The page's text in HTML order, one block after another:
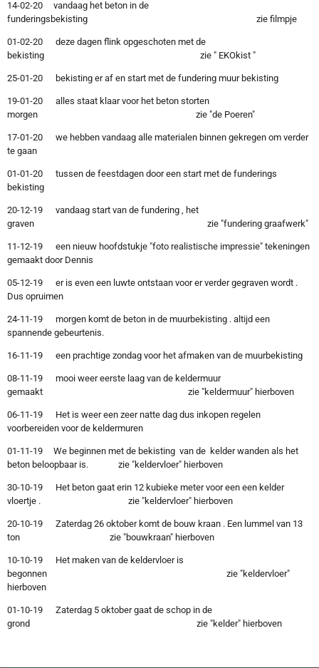
14-02-20 vandaag het beton in de
funderingsbekisting zie filmpje
01-02-20 deze dagen flink opgeschoten met de
bekisting zie " EKOkist "
25-01-20 bekisting er af en start met de fundering muur bekisting
19-01-20 alles staat klaar voor het beton storten
morgen zie "de Poeren"
17-01-20 we hebben vandaag alle materialen binnen gekregen om verder
te gaan
01-01-20 tussen de feestdagen door een start met de funderings
bekisting
20-12-19 vandaag start van de fundering , het
graven zie "fundering graafwerk"
11-12-19 een nieuw hoofdstukje "foto realistische impressie" tekeningen
gemaakt door Dennis
05-12-19 er is even een luwte ontstaan voor er verder gegraven wordt .
Dus opruimen
24-11-19 morgen komt de beton in de muurbekisting . altijd een
spannende gebeurtenis.
16-11-19 een prachtige zondag voor het afmaken van de muurbekisting
08-11-19 mooi weer eerste laag van de keldermuur
gemaakt zie "keldermuur" hierboven
06-11-19 Het is weer een zeer natte dag dus inkopen regelen
voorbereiden voor de keldermuren
01-11-19 We beginnen met de bekisting van de kelder wanden als het
beton beloopbaar is. zie "keldervloer" hierboven
30-10-19 Het beton gaat erin 12 kubieke meter voor een een kelder
vloertje . zie "keldervloer" hierboven
20-10-19 Zaterdag 26 oktober komt de bouw kraan . Een lummel van 13
ton zie "bouwkraan" hierboven
10-10-19 Het maken van de keldervloer is
begonnen zie "keldervloer"
hierboven
01-10-19 Zaterdag 5 oktober gaat de schop in de
grond zie "kelder" hierboven